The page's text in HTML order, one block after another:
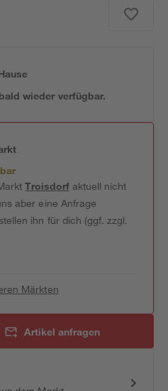
wieder verfügbar.
Troisdorfaktuell nicht
aber eine Anfrage
ihn für dich (ggf. zzgl.
Märkten
Artikel anfragen